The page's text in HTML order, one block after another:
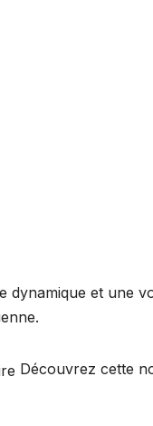
et une
Découvrez cette